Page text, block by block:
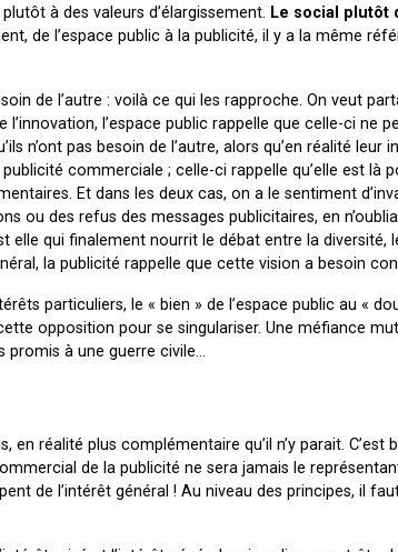
à des valeurs d’élargissement. Le social plutôt
de l’espace public à la publicité, il y a la même
de l’autre : voilà ce qui les rapproche. On veut
l’espace public rappelle que celle-ci ne
n’ont pas besoin de l’autre, alors qu’en réalité leur
commerciale ; celle-ci rappelle qu’elle est là
Et dans les deux cas, on a le sentiment
ou des refus des messages publicitaires, en
elle qui finalement nourrit le débat entre la diversité,
la publicité rappelle que cette vision a besoin
particuliers, le « bien » de l’espace public au «
opposition pour se singulariser. Une méfiance
promis à une guerre civile…
réalité plus complémentaire qu’il n’y parait. C’est
de la publicité ne sera jamais le
de l’intérêt général ! Au niveau des principes, il